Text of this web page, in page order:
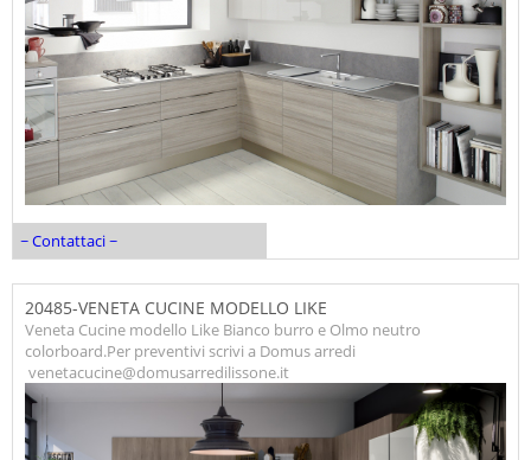
~ Contattaci ~
20485-VENETA CUCINE MODELLO LIKE
Veneta Cucine modello Like Bianco burro e Olmo neutro
colorboard.Per preventivi scrivi a Domus arredi
venetacucine@domusarredilissone.it